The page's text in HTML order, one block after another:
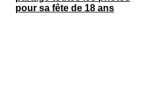
pour sa fête de 18 ans